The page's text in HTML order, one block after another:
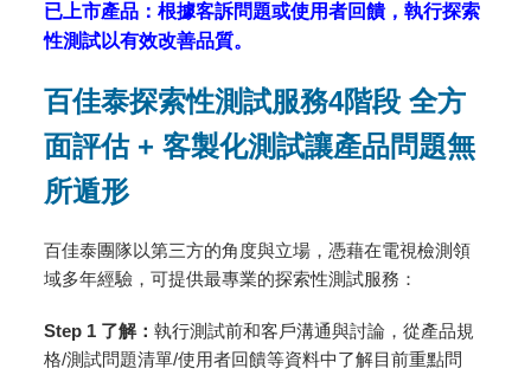
已上市產品：根據客訴問題或使用者回饋，執行探索
性測試以有效改善品質。
百佳泰探索性測試服務4階段 全方
面評估 + 客製化測試讓產品問題無
所遁形
百佳泰團隊以第三方的角度與立場，憑藉在電視檢測領
域多年經驗，可提供最專業的探索性測試服務：
Step 1 了解：執行測試前和客戶溝通與討論，從產品規
格/測試問題清單/使用者回饋等資料中了解目前重點問